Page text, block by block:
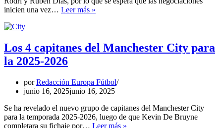
inicien una vez… Leer más »
los
contratos
y
Rúben
Los 4 capitanes del Manchester City para
la 2025-2026
porRedacción Europa Fútbol
junio 16, 2025junio 16, 2025
Se ha revelado el nuevo grupo de capitanes del Manchester City
para la temporada 2025-2026, luego de que Kevin De Bruyne
completara su fichaje por… Leer más »